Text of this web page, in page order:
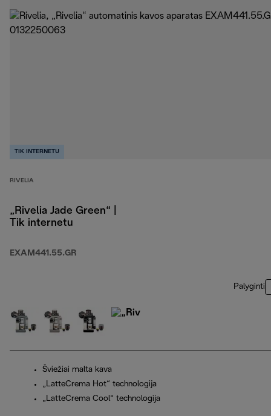
TIK INTERNETU
RIVELIA
„Rivelia Jade Green“ |
Tik internetu
EXAM441.55.GR
Palyginti
Šviežiai malta kava
„LatteCrema Hot“ technologija
„LatteCrema Cool“ technologija